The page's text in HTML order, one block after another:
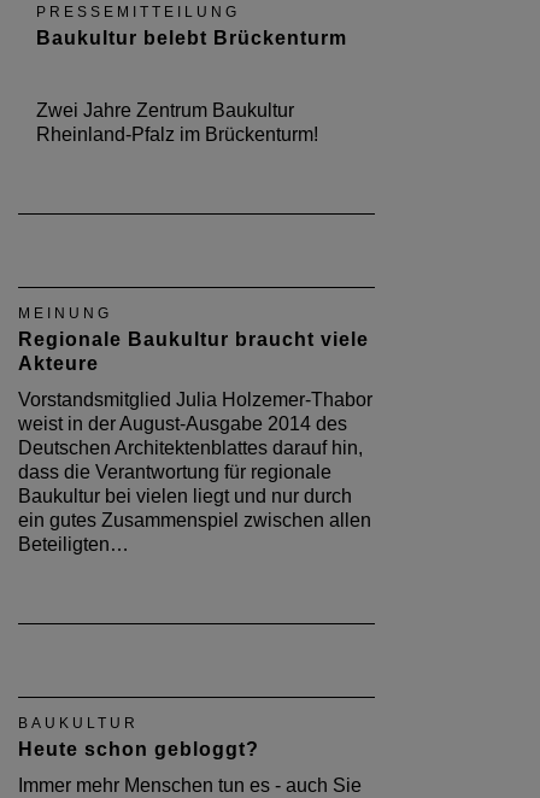
PRESSEMITTEILUNG
Baukultur belebt Brückenturm
Zwei Jahre Zentrum Baukultur
Rheinland-Pfalz im Brückenturm!
MEINUNG
Regionale Baukultur braucht viele
Akteure
Vorstandsmitglied Julia Holzemer-Thabor
weist in der August-Ausgabe 2014 des
Deutschen Architektenblattes darauf hin,
dass die Verantwortung für regionale
Baukultur bei vielen liegt und nur durch
ein gutes Zusammenspiel zwischen allen
Beteiligten…
BAUKULTUR
Heute schon gebloggt?
Immer mehr Menschen tun es - auch Sie